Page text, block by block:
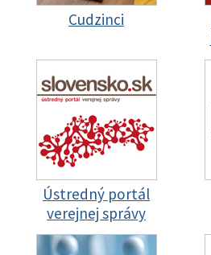
Cudzinci
Ústredný portál
verejnej správy